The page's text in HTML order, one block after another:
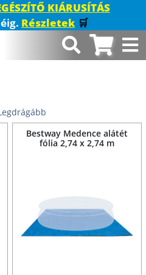
KIÁRUSÍTÁS
Részletek 🛒
Bestway Medence alátét
fólia 2,74 x 2,74 m